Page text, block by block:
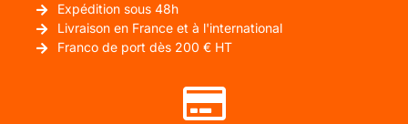
Expédition sous 48h
Livraison en France et à l'international
Franco de port dès 200 € HT